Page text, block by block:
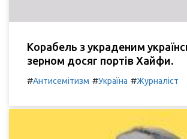
Корабель з украденим
зерном досяг портів Хайфи.
#Антисемітизм #Україна #Журналіст